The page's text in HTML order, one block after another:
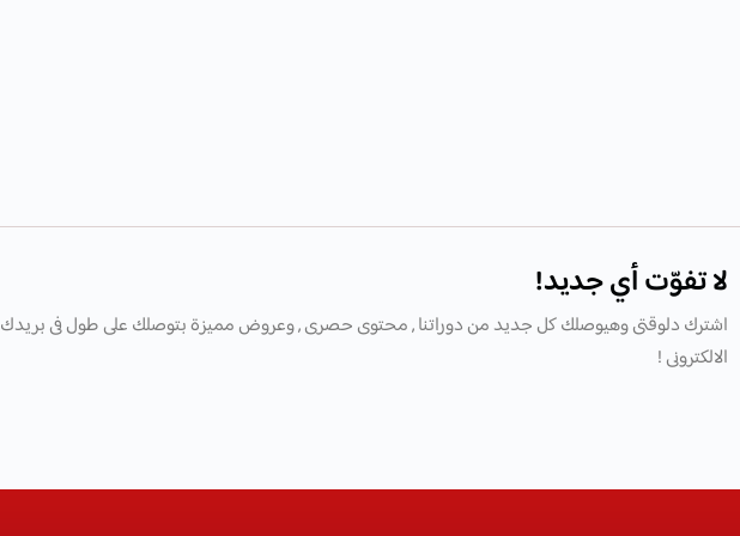
لا تفوّت أي جديد!
اشترك دلوقتى وهيوصلك كل جديد من دوراتنا , محتوى حصرى , وعروض مميزة بتوصلك على طول فى بريدك
الالكترونى !